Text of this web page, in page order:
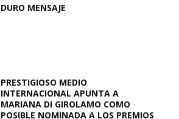
DURO MENSAJE
PRESTIGIOSO MEDIO
INTERNACIONAL APUNTA A
MARIANA DI GIROLAMO COMO
POSIBLE NOMINADA A LOS PREMIOS